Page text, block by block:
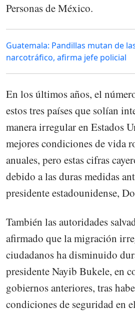
Personas de México.
Guatemala: Pandillas mutan de
narcotráfico, afirma jefe policial
En los últimos años, el
estos tres países que solían
manera irregular en Estados
mejores condiciones de vida
anuales, pero estas cifras
debido a las duras medidas
presidente estadounidense,
También las autoridades
afirmado que la migración
ciudadanos ha disminuido
presidente Nayib Bukele, en
gobiernos anteriores, tras
condiciones de seguridad en